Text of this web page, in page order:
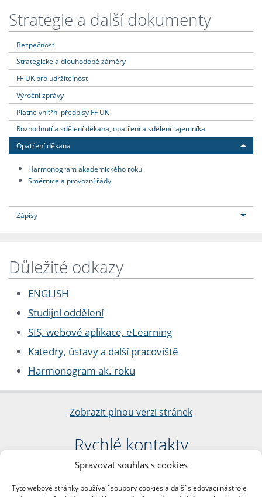
Spravovat souhlas s cookies
Tyto webové stránky používají soubory cookies a další sledovací nástroje
Strategie a další dokumenty
Bezpečnost
Strategické a dlouhodobé záměry
FF UK pro udržitelnost
Výroční zprávy
Platné vnitřní předpisy FF UK
Rozhodnutí a sdělení děkana, opatření a sdělení tajemníka
Opatření děkana
Harmonogram akademického roku
Směrnice a provozní řády
Zápisy
Důležité odkazy
ENGLISH
Studijní oddělení
SIS, webové aplikace, eLearning
Katedry, ústavy a další pracoviště
Harmonogram ak. roku
Zobrazit plnou verzi stránek
Rychlé kontakty
Filozofická fakulta
nám. Jana Palacha 1/2